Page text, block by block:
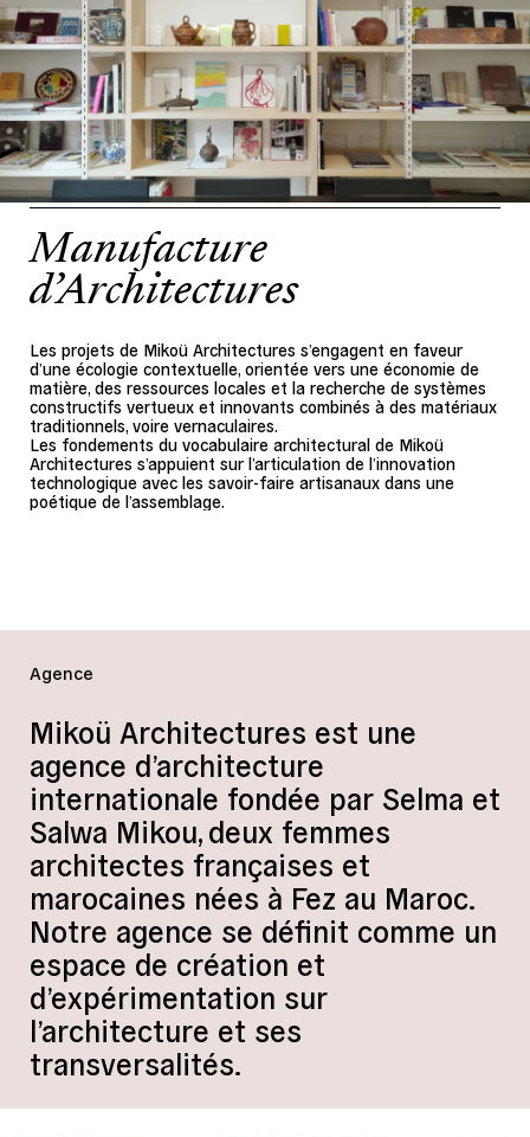
Manufacture
d’Architectures
Les projets de Mikoü Architectures s’engagent en faveur
d’une écologie contextuelle, orientée vers une économie de
matière, des ressources locales et la recherche de systèmes
constructifs vertueux et innovants combinés à des matériaux
traditionnels, voire vernaculaires.
Les fondements du vocabulaire architectural de Mikoü
Architectures s’appuient sur l’articulation de l’innovation
technologique avec les savoir-faire artisanaux dans une
poétique de l’assemblage.
Agence
Mikoü Architectures est une
agence d’architecture
internationale fondée par Selma et
Salwa Mikou, deux femmes
architectes françaises et
marocaines nées à Fez au Maroc.
Notre agence se définit comme un
espace de création et
d’expérimentation sur
l’architecture et ses
transversalités.